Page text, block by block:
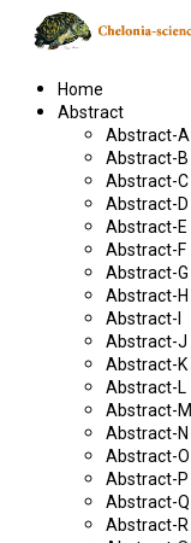
Home
Abstract
Abstract-A
Abstract-B
Abstract-C
Abstract-D
Abstract-E
Abstract-F
Abstract-G
Abstract-H
Abstract-I
Abstract-J
Abstract-K
Abstract-L
Abstract-M
Abstract-N
Abstract-O
Abstract-P
Abstract-Q
Abstract-R